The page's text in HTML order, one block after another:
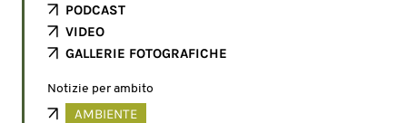
PODCAST
VIDEO
GALLERIE FOTOGRAFICHE
Notizie per ambito
AMBIENTE